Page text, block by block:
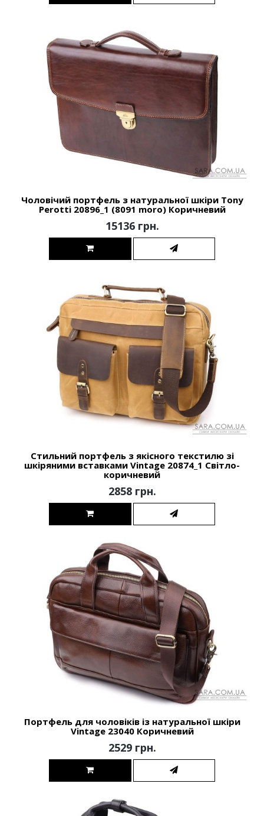
Чоловічий портфель з натуральної шкіри Tony
Perotti 20896_1 (8091 moro) Коричневий
15136 грн.
Стильний портфель з якісного текстилю зі
шкіряними вставками Vintage 20874_1 Світло-
коричневий
2858 грн.
Портфель для чоловіків із натуральної шкіри
Vintage 23040 Коричневий
2529 грн.